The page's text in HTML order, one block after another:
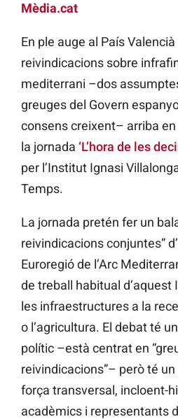
Mèdia.cat
En ple auge al País
reivindicacions sobre
mediterrani –dos
greuges del Govern
consens creixent– arriba
la jornada ‘L’hora de les
per l’Institut Ignasi
Temps.
La jornada pretén fer un
reivindicacions conjuntes”
Euroregió de l’Arc
de treball habitual
les infraestructures a la
o l’agricultura. El debat té
polític –està centrat en
reivindicacions”– però té
força transversal, incloent-
acadèmics i representants